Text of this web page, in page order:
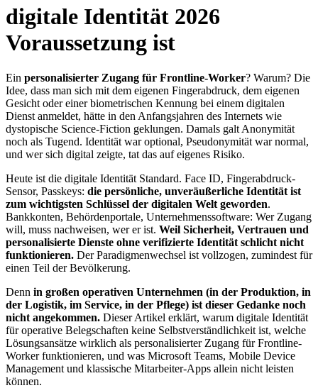
digitale Identität 2026
Voraussetzung ist
Ein personalisierter Zugang für Frontline-Worker? Warum? Die
Idee, dass man sich mit dem eigenen Fingerabdruck, dem eigenen
Gesicht oder einer biometrischen Kennung bei einem digitalen
Dienst anmeldet, hätte in den Anfangsjahren des Internets wie
dystopische Science-Fiction geklungen. Damals galt Anonymität
noch als Tugend. Identität war optional, Pseudonymität war normal,
und wer sich digital zeigte, tat das auf eigenes Risiko.
Heute ist die digitale Identität Standard. Face ID, Fingerabdruck-
Sensor, Passkeys: die persönliche, unveräußerliche Identität ist
zum wichtigsten Schlüssel der digitalen Welt geworden.
Bankkonten, Behördenportale, Unternehmenssoftware: Wer Zugang
will, muss nachweisen, wer er ist. Weil Sicherheit, Vertrauen und
personalisierte Dienste ohne verifizierte Identität schlicht nicht
funktionieren. Der Paradigmenwechsel ist vollzogen, zumindest für
einen Teil der Bevölkerung.
Denn in großen operativen Unternehmen (in der Produktion, in
der Logistik, im Service, in der Pflege) ist dieser Gedanke noch
nicht angekommen. Dieser Artikel erklärt, warum digitale Identität
für operative Belegschaften keine Selbstverständlichkeit ist, welche
Lösungsansätze wirklich als personalisierter Zugang für Frontline-
Worker funktionieren, und was Microsoft Teams, Mobile Device
Management und klassische Mitarbeiter-Apps allein nicht leisten
können.